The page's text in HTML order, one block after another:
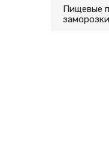
Пищевые
заморозки